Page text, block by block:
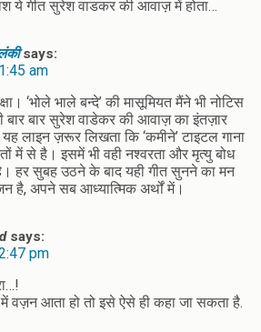
ये गीत सुरेश वाडकर की आवाज़ में होता…
says:
am
‘भोले भाले बन्दे’ की मासूमियत मैंने भी नोटिस
बार सुरेश वाडेकर की आवाज़ का इंतज़ार
लाइन ज़रूर लिखता कि ‘कमीने’ टाइटल गाना
में से है। इसमें भी वही नश्वरता और मृत्यु बोध
हर सुबह उठने के बाद यही गीत सुनने का मन
है, अपने सब आध्यात्मिक अर्थों में।
says:
pm
में वज़न आता हो तो इसे ऐसे ही कहा जा सकता है.